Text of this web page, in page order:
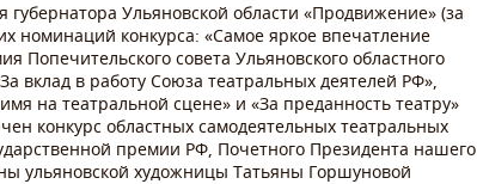
Ульяновской области «Продвижение» (за
номинаций конкурса: «Самое яркое впечатление
совета Ульяновского областного
За вклад в работу Союза театральных деятелей РФ»,
на театральной сцене» и «За преданность театру»
конкурс областных самодеятельных театральных
премии РФ, Почетного Президента нашего
ульяновской художницы Татьяны Горшуновой